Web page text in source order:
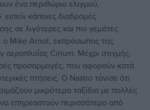
ένα περιθώριο ελιγμού,
ειπείν κάποιες διαδρομές
σε λιγότερες και πιο γεμάτες
ο Mike Arnot, εκπρόσωπος της
αεροπλοΐας Cirium. Μέχρι στιγμής,
προσαρμογές, που αφορούν κατά
πτήσεις. Ο Nastro τόνισε ότι
μικρότερα ταξίδια με πολλές
να επηρεαστούν περισσότερο από